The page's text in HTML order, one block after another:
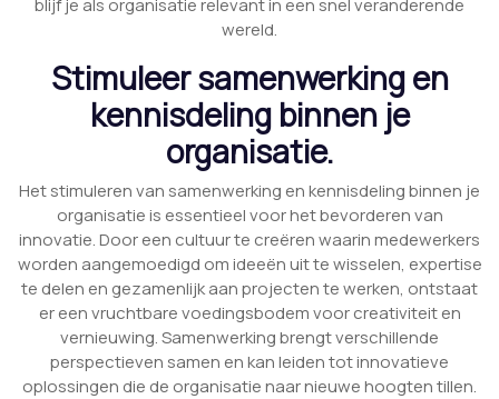
wereld.
Stimuleer samenwerking en
kennisdeling binnen je
organisatie.
Het stimuleren van samenwerking en kennisdeling binnen je
organisatie is essentieel voor het bevorderen van
innovatie. Door een cultuur te creëren waarin medewerkers
worden aangemoedigd om ideeën uit te wisselen, expertise
te delen en gezamenlijk aan projecten te werken, ontstaat
er een vruchtbare voedingsbodem voor creativiteit en
vernieuwing. Samenwerking brengt verschillende
perspectieven samen en kan leiden tot innovatieve
oplossingen die de organisatie naar nieuwe hoogten tillen.